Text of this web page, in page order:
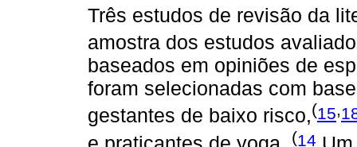
Três estudos de revisão da
amostra dos estudos
baseados em opiniões de
foram selecionadas com
gestantes de baixo risco,(15,
(14